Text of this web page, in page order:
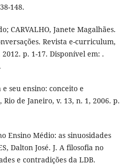
148.
CARVALHO, Janete Magalhães.
Revista e-curriculum,
2012. p. 1-17. Disponível em: .
seu ensino: conceito e
de Janeiro, v. 13, n. 1, 2006. p.
Ensino Médio: as sinuosidades
Dalton José. J. A filosofia no
e contradições da LDB.